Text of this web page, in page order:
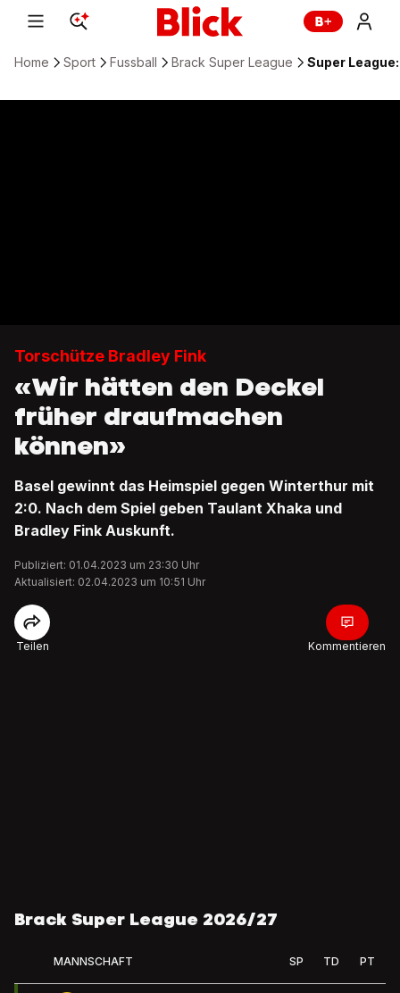
Home Sport Fussball Brack Super League Super
Torschütze Bradley Fink
«Wir hätten den Deckel
früher draufmachen
können»
Basel gewinnt das Heimspiel gegen Winterthur mit
2:0. Nach dem Spiel geben Taulant Xhaka und
Bradley Fink Auskunft.
Publiziert: 01.04.2023 um 23:30 Uhr
Aktualisiert: 02.04.2023 um 10:51 Uhr
Teilen Kommentieren
Brack Super League 2026/27
MANNSCHAFT SP TD PT